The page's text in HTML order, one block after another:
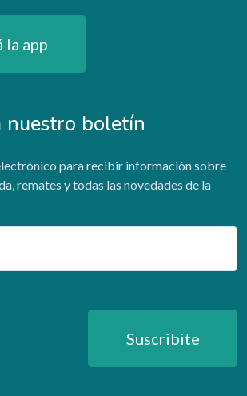
la app
nuestro boletín
para recibir información sobre
remates y todas las novedades de la
Suscribite